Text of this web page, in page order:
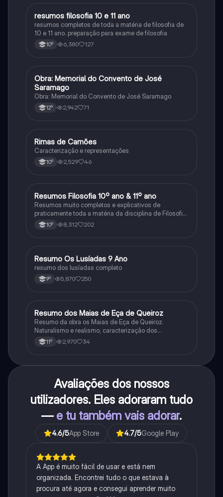
Filosofia
resumos filosofia 10 e 11 ano
resumos completos de toda a matéria de filosofia de
10 e 11 ano. preparação para exame de filosofia
10º 6,380 127
Português
Obra: Memorial do Convento de José
Saramago
Obra: Memorial do Convento de José Saramago
12º 2,942 71
Português
Rimas de Camões
Caracterização e representações
10º 2,529 46
Filosofia
Resumos Filosofia 10º ano & 11º ano
Resumos muito completos e explicativos de
praticamente toda a matéria da disciplina de Filosofia
10º 8,312 202
Português
Resumo Os Lusíadas 9 Ano
resumo dos lusíadas completo
9º 5,870 250
Português
Resumo dos Maias de Eça de Queiroz
Resumo da obra os Maias de Eça de Queiroz.
Naturalismo e realismo, caracterização dos
personagens e contexto histórico.
11º 2,970 34
Avaliações dos nossos
utilizadores. Eles adoraram tudo
— e tu também vais adorar.
4.6/5App Store 4.7/5Google Play
A App é muito fácil de usar e está nem
organizada. Encontrei tudo o que estava à
procura até agora e consegui aprender muito